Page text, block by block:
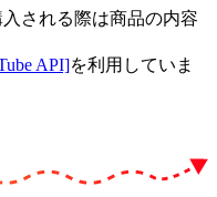
入される際は商品の内容
API]を利用していま